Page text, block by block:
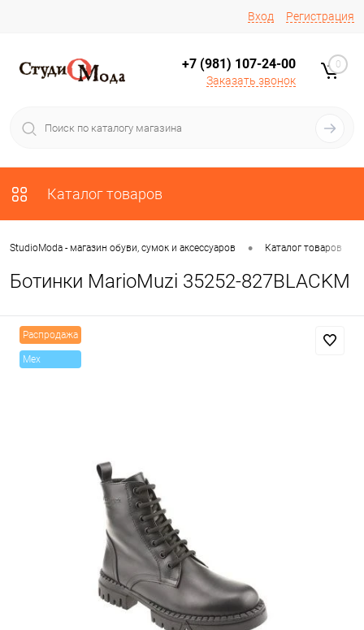
Вход Регистрация
+7 (981) 107-24-00
Заказать звонок
0
Каталог товаров
StudioModa - магазин обуви, сумок и аксессуаров • Каталог товаров
Ботинки MarioMuzi 35252-827BLACKM
Распродажа
Mex